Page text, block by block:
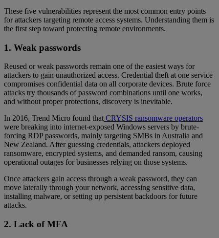
These five vulnerabilities represent the most common entry points
for attackers targeting remote access systems. Understanding them is
the first step toward protecting remote environments.
1. Weak passwords
Reused or weak passwords remain one of the easiest ways for
attackers to gain unauthorized access. Credential theft at one service
compromises confidential data on all corporate devices. Brute force
attacks try thousands of password combinations until one works,
and without proper protections, discovery is inevitable.
In 2016, Trend Micro found that CRYSIS ransomware operators
were breaking into internet-exposed Windows servers by brute-
forcing RDP passwords, mainly targeting SMBs in Australia and
New Zealand. After guessing credentials, attackers deployed
ransomware, encrypted systems, and demanded ransom, causing
operational outages for businesses relying on those systems.
Once attackers gain access through a weak password, they can
move laterally through your network, accessing sensitive data,
installing malware, or setting up persistent backdoors for future
attacks.
2. Lack of MFA